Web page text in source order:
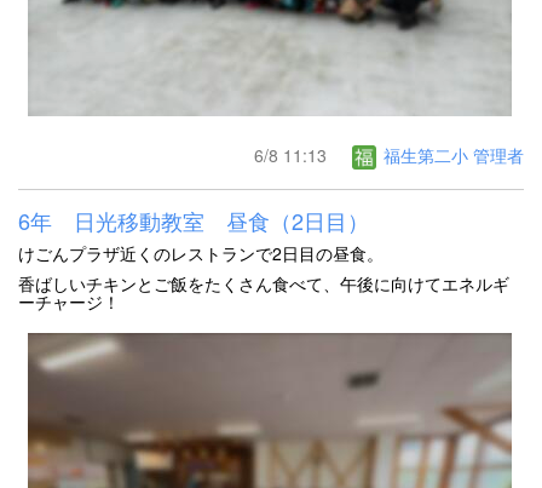
6/8 11:13 福生第二小 管理者
6年 日光移動教室 昼食（2日目）
けごんプラザ近くのレストランで2日目の昼食。
香ばしいチキンとご飯をたくさん食べて、午後に向けてエネルギ
ーチャージ！